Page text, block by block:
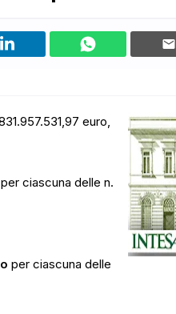
euro,
per ciascuna delle n.
per ciascuna delle